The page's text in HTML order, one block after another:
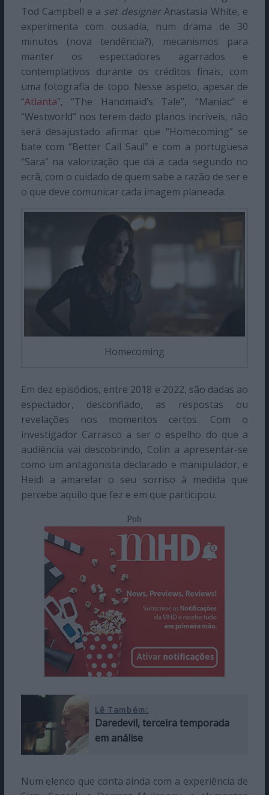
Tod Campbell e a set designerAnastasia White, e
experimenta com ousadia, num drama de 30
minutos (nova tendência?), mecanismos para
manter os espectadores agarrados e
contemplativos durante os créditos finais, com
uma fotografia de topo. Nesse aspeto, apesar de
“Atlanta”, “The Handmaid’s Tale”, “Maniac” e
“Westworld” nos terem dado planos incríveis, não
será desajustado afirmar que “Homecoming” se
bate com “Better Call Saul” e com a portuguesa
“Sara” na valorização que dá a cada segundo no
ecrã, com o cuidado de quem sabe a razão de ser e
o que deve comunicar cada imagem planeada.
Homecoming
Em dez episódios, entre 2018 e 2022, são dadas ao
espectador, desconfiado, as respostas ou
revelações nos momentos certos. Com o
investigador Carrasco a ser o espelho do que a
audiência vai descobrindo, Colin a apresentar-se
como um antagonista declarado e manipulador, e
Heidi a amarelar o seu sorriso à medida que
percebe aquilo que fez e em que participou.
Pub
Lê Também:
Daredevil, terceira temporada
em análise
Num elenco que conta ainda com a experiência de